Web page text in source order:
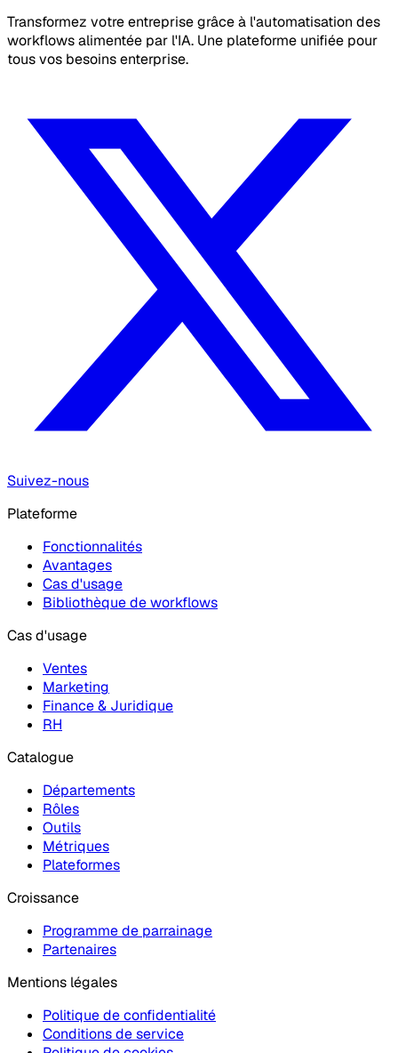
Transformez votre entreprise grâce à l'automatisation des
workflows alimentée par l'IA. Une plateforme unifiée pour
tous vos besoins enterprise.
Suivez-nous
Plateforme
Fonctionnalités
Avantages
Cas d'usage
Bibliothèque de workflows
Cas d'usage
Ventes
Marketing
Finance & Juridique
RH
Catalogue
Départements
Rôles
Outils
Métriques
Plateformes
Croissance
Programme de parrainage
Partenaires
Mentions légales
Politique de confidentialité
Conditions de service